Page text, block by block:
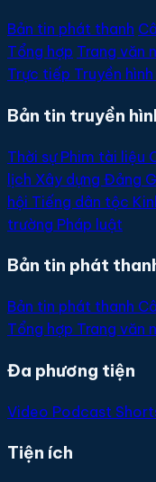
Bản tin phát thanh
Tổng hợp Trang văn
Trực tiếp Truyền hình
Bản tin truyền
Thời sự Phim tài liệu
lịch Xây dựng Đảng
hội Tiếng dân tộc
trường Pháp luật
Bản tin phát
Bản tin phát thanh
Tổng hợp Trang văn
Đa phương tiện
Video Podcast
Tiện ích